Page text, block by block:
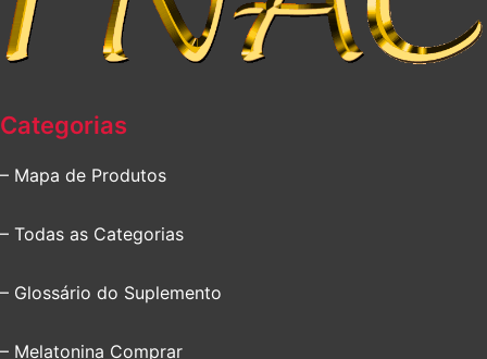
Categorias
– Mapa de Produtos
– Todas as Categorias
– Glossário do Suplemento
– Melatonina Comprar